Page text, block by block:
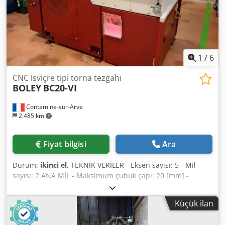
1 / 6
Contamine-sur-Arve
2.485 km
CNC İsviçre tipi torna tezgahı
BOLEY BC20-VI
Fiyat bilgisi Ara
Durum: ikinci el, TEKNİK VERİLER - Eksen sayısı: 5 - Mil
sayısı: 2 ANA MİL - Maksimum çubuk çapı: 20 [mm] -
Maksimum işlenebilir uzunluk: 50 [mm] - Mil hızı: 10000
[rpm] - Mil tahrik gücü: 3,7 [kW] KARŞI MİL - Maksimum
çubuk çapı: 20 [mm] - Seyahat Z: 150 [mm] - Seyahat X :
225 [mm] - Mil hızı: 8000 [rpm] - Mil tahrik gücü: 1,1 [kW] -
Küçük ilan